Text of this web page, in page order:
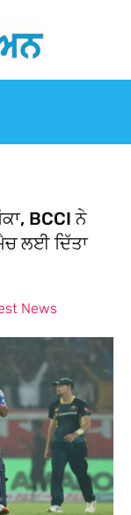
BCCI ਨੇ
ਲਈ ਦਿੱਤਾ
News